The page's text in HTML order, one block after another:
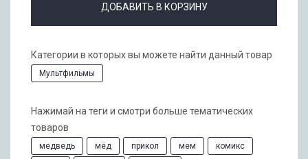
ДОБАВИТЬ В КОРЗИНУ
Категории в которых вы можете найти данный товар
Мультфильмы
Нажимай на теги и смотри больше тематических
товаров
медведь мёд прикол мем
комикс